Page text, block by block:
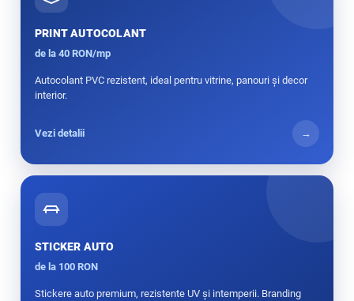
PRINT AUTOCOLANT
de la 40 RON/mp
Autocolant PVC rezistent, ideal pentru vitrine, panouri și decor
interior.
Vezi detalii →
STICKER AUTO
de la 100 RON
Stickere auto premium, rezistente UV și intemperii. Branding